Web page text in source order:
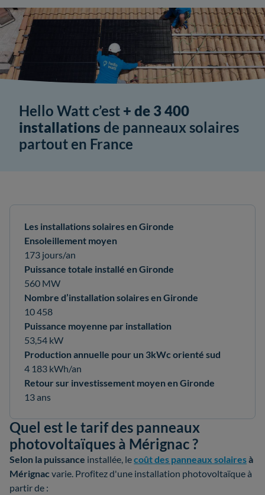
Hello Watt c’est + de 3 400
installations de panneaux solaires
partout en France
Les installations solaires en Gironde
Ensoleillement moyen
173 jours/an
Puissance totale installé en Gironde
560 MW
Nombre d’installation solaires en Gironde
10 458
Puissance moyenne par installation
53,54 kW
Production annuelle pour un 3kWc orienté sud
4 183 kWh/an
Retour sur investissement moyen en Gironde
13 ans
Quel est le tarif des panneaux
photovoltaïques à Mérignac ?
Selon la puissance installée, lecoût des panneaux solairesà
Mérignac varie. Profitez d'une installation photovoltaïque à
partir de :